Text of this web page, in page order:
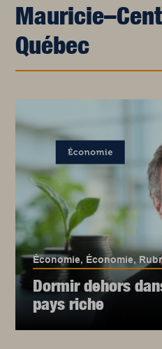
Québec
Économie, Économie,
Dormir dehors
pays riche